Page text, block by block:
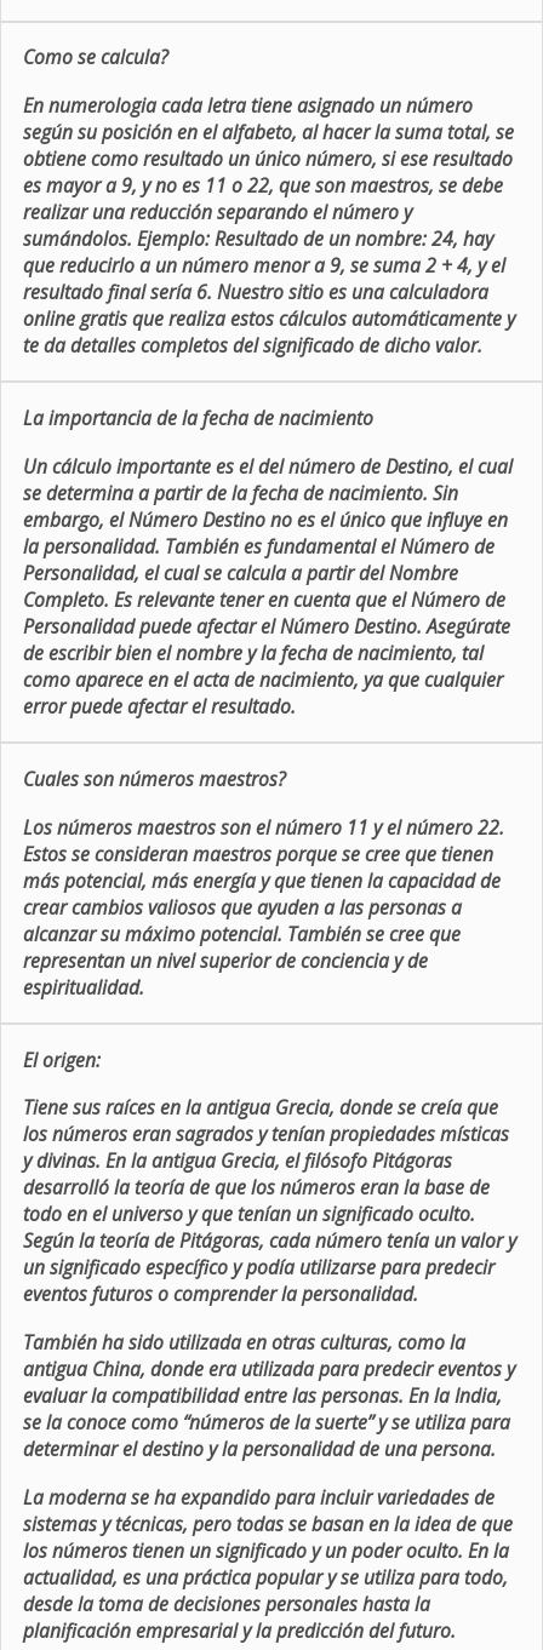
Como se calcula?
En numerologia cada letra tiene asignado un número
según su posición en el alfabeto, al hacer la suma total, se
obtiene como resultado un único número, si ese resultado
es mayor a 9, y no es 11 o 22, que son maestros, se debe
realizar una reducción separando el número y
sumándolos. Ejemplo: Resultado de un nombre: 24, hay
que reducirlo a un número menor a 9, se suma 2 + 4, y el
resultado final sería 6. Nuestro sitio es una calculadora
online gratis que realiza estos cálculos automáticamente y
te da detalles completos del significado de dicho valor.
La importancia de la fecha de nacimiento
Un cálculo importante es el del número de Destino, el cual
se determina a partir de la fecha de nacimiento. Sin
embargo, el Número Destino no es el único que influye en
la personalidad. También es fundamental el Número de
Personalidad, el cual se calcula a partir del Nombre
Completo. Es relevante tener en cuenta que el Número de
Personalidad puede afectar el Número Destino. Asegúrate
de escribir bien el nombre y la fecha de nacimiento, tal
como aparece en el acta de nacimiento, ya que cualquier
error puede afectar el resultado.
Cuales son números maestros?
Los números maestros son el número 11 y el número 22.
Estos se consideran maestros porque se cree que tienen
más potencial, más energía y que tienen la capacidad de
crear cambios valiosos que ayuden a las personas a
alcanzar su máximo potencial. También se cree que
representan un nivel superior de conciencia y de
espiritualidad.
El origen:
Tiene sus raíces en la antigua Grecia, donde se creía que
los números eran sagrados y tenían propiedades místicas
y divinas. En la antigua Grecia, el filósofo Pitágoras
desarrolló la teoría de que los números eran la base de
todo en el universo y que tenían un significado oculto.
Según la teoría de Pitágoras, cada número tenía un valor y
un significado específico y podía utilizarse para predecir
eventos futuros o comprender la personalidad.
También ha sido utilizada en otras culturas, como la
antigua China, donde era utilizada para predecir eventos y
evaluar la compatibilidad entre las personas. En la India,
se la conoce como “números de la suerte” y se utiliza para
determinar el destino y la personalidad de una persona.
La moderna se ha expandido para incluir variedades de
sistemas y técnicas, pero todas se basan en la idea de que
los números tienen un significado y un poder oculto. En la
actualidad, es una práctica popular y se utiliza para todo,
desde la toma de decisiones personales hasta la
planificación empresarial y la predicción del futuro.